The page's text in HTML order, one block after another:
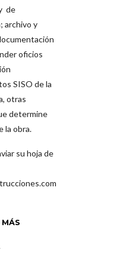
de
archivo y
oficios
SISO de la
otras
determine
la obra.
su hoja de